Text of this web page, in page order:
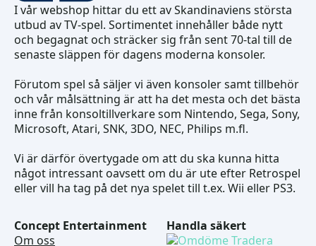
I vår webshop hittar du ett av Skandinaviens största
utbud av TV-spel. Sortimentet innehåller både nytt
och begagnat och sträcker sig från sent 70-tal till de
senaste släppen för dagens moderna konsoler.
Förutom spel så säljer vi även konsoler samt tillbehör
och vår målsättning är att ha det mesta och det bästa
inne från konsoltillverkare som Nintendo, Sega, Sony,
Microsoft, Atari, SNK, 3DO, NEC, Philips m.fl.
Vi är därför övertygade om att du ska kunna hitta
något intressant oavsett om du är ute efter Retrospel
eller vill ha tag på det nya spelet till t.ex. Wii eller PS3.
Concept Entertainment
Om oss
Handla säkert